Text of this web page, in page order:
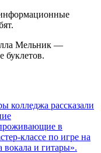
Мельник —
буклетов.
колледжа рассказали
в
классе по игре на
и гитары».